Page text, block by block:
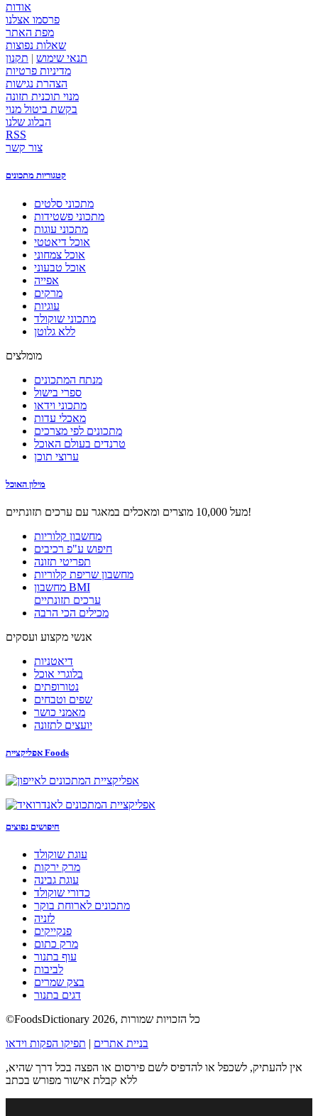
אודות
פרסמו אצלנו
מפת האתר
שאלות נפוצות
תנאי שימוש | תקנון
מדיניות פרטיות
הצהרת נגישות
מנוי תוכנית תזונה
בקשת ביטול מנוי
הבלוג שלנו
RSS
צור קשר
קטגוריות מתכונים
מתכוני סלטים
מתכוני פשטידות
מתכוני עוגות
אוכל דיאטטי
אוכל צמחוני
אוכל טבעוני
אפייה
מרקים
עוגיות
מתכוני שוקולד
ללא גלוטן
מומלצים
מנתח המתכונים
ספרי בישול
מתכוני וידאו
מאכלי עדות
מתכונים לפי מצרכים
טרנדים בעולם האוכל
ערוצי תוכן
מילון האוכל
מעל 10,000 מוצרים ומאכלים במאגר עם ערכים תזונתיים!
מחשבון קלוריות
חיפוש ע"פ רכיבים
תפריטי תזונה
מחשבון שריפת קלוריות
מחשבון BMI
ערכים תזונתיים
מכילים הכי הרבה
אנשי מקצוע ועסקים
דיאטניות
בלוגרי אוכל
נטורופתים
שפים וטבחים
מאמני כושר
יועצים לתזונה
אפליקציית Foods
חיפושים נפוצים
עוגת שוקולד
מרק ירקות
עוגת גבינה
כדורי שוקולד
מתכונים לארוחת בוקר
לזניה
פנקייקים
מרק כתום
עוף בתנור
לביבות
בצק שמרים
דגים בתנור
©FoodsDictionary 2026, כל הזכויות שמורות
בניית אתרים | תפיקו הפקות וידאו
אין להעתיק, לשכפל או להדפיס לשם פירסום או הפצה בכל דרך שהיא,
ללא קבלת אישור מפורש בכתב